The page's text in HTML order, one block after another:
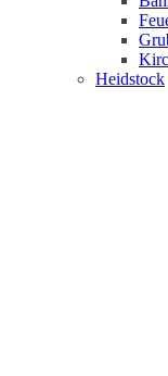
Heidstock